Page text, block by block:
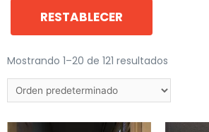
RESTABLECER
Mostrando 1–20 de 121 resultados